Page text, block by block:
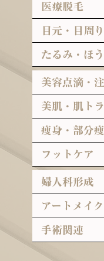
医療脱毛
目元・目周
たるみ・ほ
美容点滴・
美肌・肌ト
痩身・部分
フットケア
婦人科形成
アートメイク
手術関連